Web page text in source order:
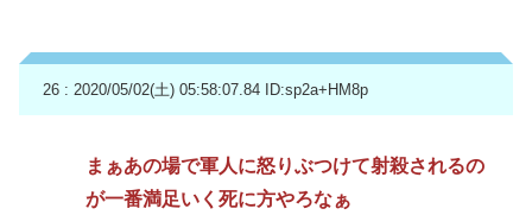
26 : 2020/05/02(土) 05:58:07.84 ID:sp2a+HM8p
まぁあの場で軍人に怒りぶつけて射殺されるの
が一番満足いく死に方やろなぁ